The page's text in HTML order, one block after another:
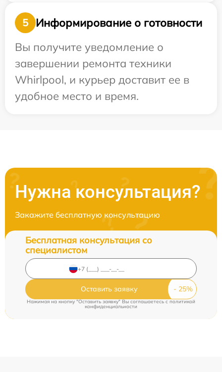
5
Информирование о готовности
Вы получите уведомление о
завершении ремонта техники
Whirlpool, и курьер доставит ее в
удобное место и время.
Нужна консультация?
Закажите бесплатную консультацию
Бесплатная консультация со
специалистом
Оставить заявку
Нажимая на кнопку "Оставить заявку" Вы соглашаетесь c политикой
конфиденциальности